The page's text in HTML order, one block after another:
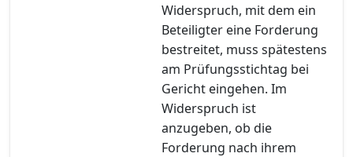
Widerspruch, mit dem ein
Beteiligter eine Forderung
bestreitet, muss spätestens
am Prüfungsstichtag bei
Gericht eingehen. Im
Widerspruch ist
anzugeben, ob die
Forderung nach ihrem